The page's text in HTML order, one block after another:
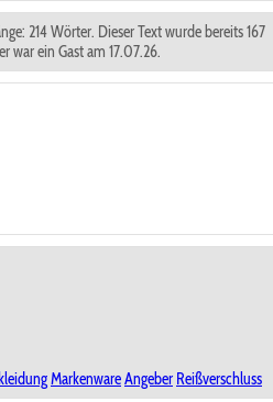
214 Wörter. Dieser Text wurde bereits 167
war ein Gast am 17.07.26.
MarkenwareAngeber Reißverschluss